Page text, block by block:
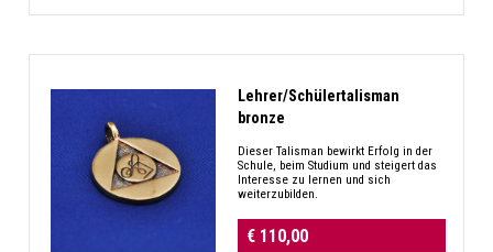
Lehrer/Schülertalisman
bronze
Dieser Talisman bewirkt Erfolg in der
Schule, beim Studium und steigert das
Interesse zu lernen und sich
weiterzubilden.
€ 110,00